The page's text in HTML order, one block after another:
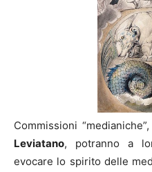
Commissioni
Leviatano, potranno a
evocare lo spirito delle